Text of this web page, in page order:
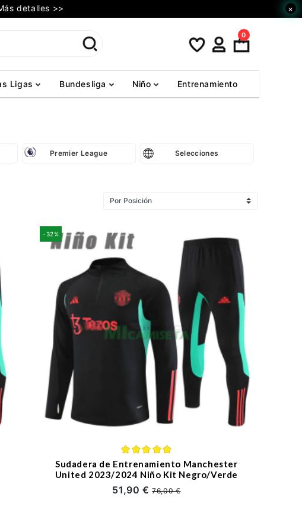
detalles >> ×
0
Ligas Bundesliga Niño Entrenamiento
Premier League Selecciones
-32%
Sudadera de Entrenamiento Manchester
United 2023/2024 Niño Kit Negro/Verde
51,90 €76,00 €